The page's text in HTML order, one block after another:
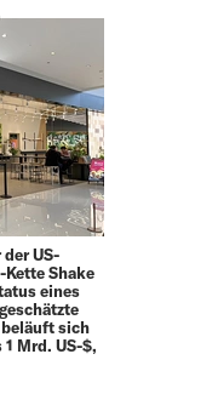
US-
Shake
eines
beläuft sich
Mrd. US-$,